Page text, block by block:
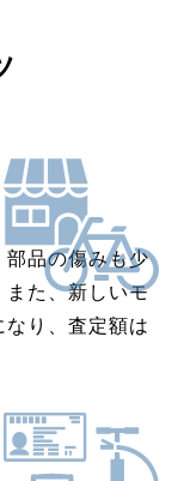
部品の傷みも少
また、新しいモ
り、査定額は